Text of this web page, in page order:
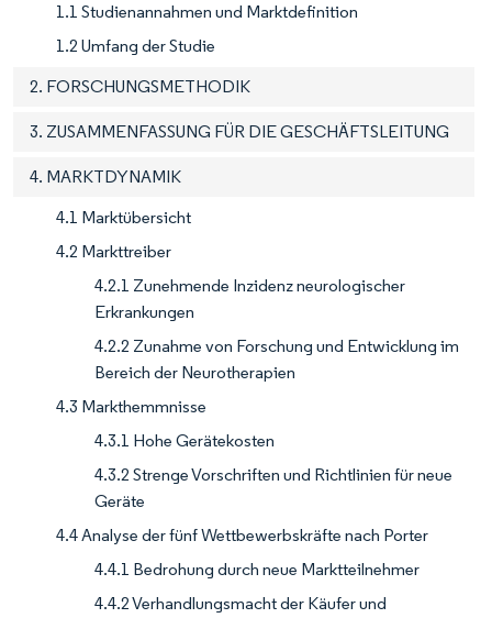
1.1 Studienannahmen und Marktdefinition
1.2 Umfang der Studie
2. FORSCHUNGSMETHODIK
3. ZUSAMMENFASSUNG FÜR DIE GESCHÄFTSLEITUNG
4. MARKTDYNAMIK
4.1 Marktübersicht
4.2 Markttreiber
4.2.1 Zunehmende Inzidenz neurologischer
Erkrankungen
4.2.2 Zunahme von Forschung und Entwicklung im
Bereich der Neurotherapien
4.3 Markthemmnisse
4.3.1 Hohe Gerätekosten
4.3.2 Strenge Vorschriften und Richtlinien für neue
Geräte
4.4 Analyse der fünf Wettbewerbskräfte nach Porter
4.4.1 Bedrohung durch neue Marktteilnehmer
4.4.2 Verhandlungsmacht der Käufer und